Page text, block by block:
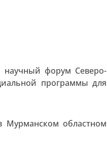
научный форум Северо-
программы для
Мурманском областном